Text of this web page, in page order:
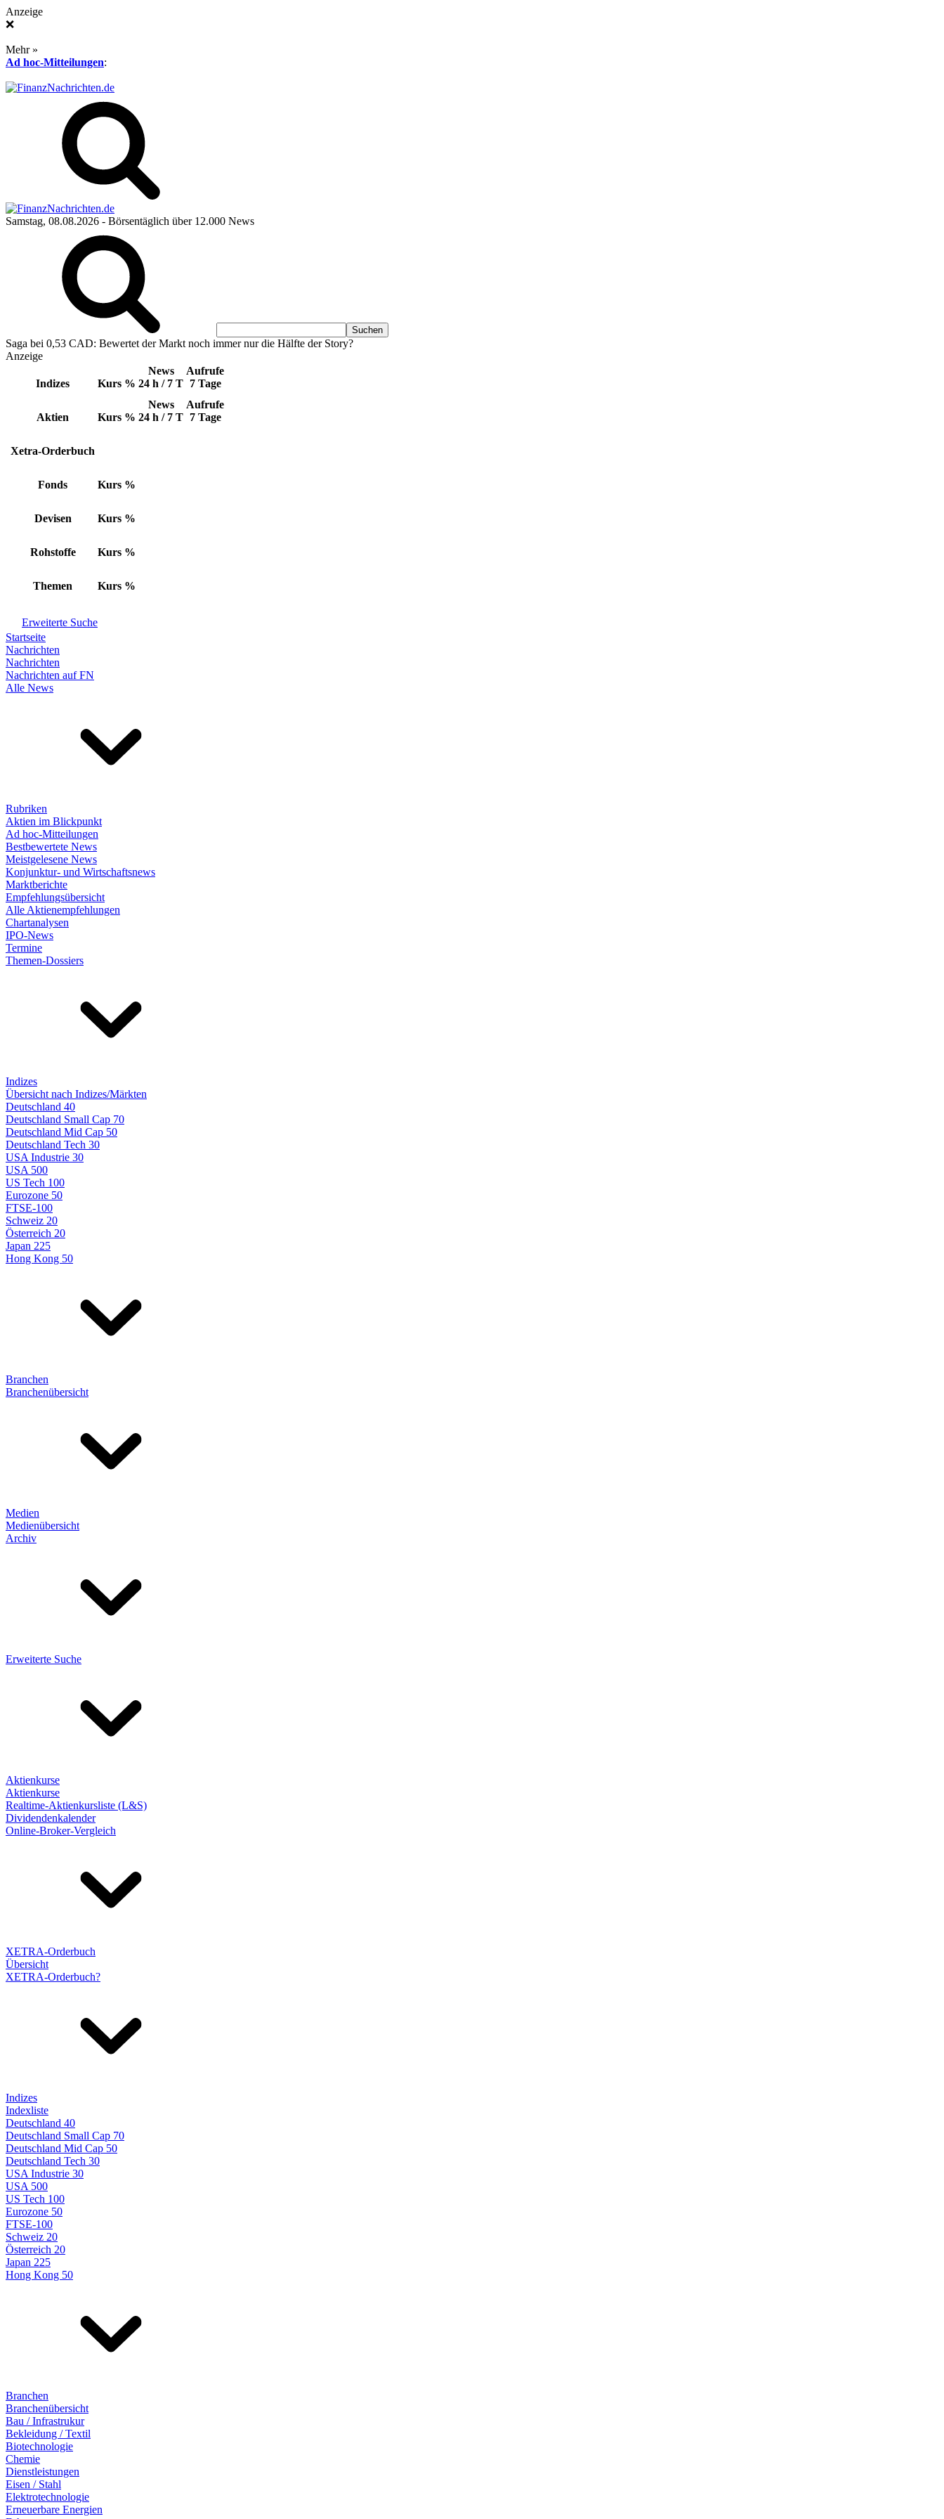
Anzeige
❌
Mehr »
Ad hoc-Mitteilungen:
Samstag, 08.08.2026 - Börsentäglich über 12.000 News
Saga bei 0,53 CAD: Bewertet der Markt noch immer nur die Hälfte der Story?
Anzeige
Indizes Kurs %
News
24 h / 7 T
Aufrufe
7 Tage
Aktien Kurs %
News
24 h / 7 T
Aufrufe
7 Tage
Xetra-Orderbuch
Fonds Kurs %
Devisen Kurs %
Rohstoffe Kurs %
Themen Kurs %
Erweiterte Suche
Startseite
Nachrichten
Nachrichten
Nachrichten auf FN
Alle News
Rubriken
Aktien im Blickpunkt
Ad hoc-Mitteilungen
Bestbewertete News
Meistgelesene News
Konjunktur- und Wirtschaftsnews
Marktberichte
Empfehlungsübersicht
Alle Aktienempfehlungen
Chartanalysen
IPO-News
Termine
Themen-Dossiers
Indizes
Übersicht nach Indizes/Märkten
Deutschland 40
Deutschland Small Cap 70
Deutschland Mid Cap 50
Deutschland Tech 30
USA Industrie 30
USA 500
US Tech 100
Eurozone 50
FTSE-100
Schweiz 20
Österreich 20
Japan 225
Hong Kong 50
Branchen
Branchenübersicht
Medien
Medienübersicht
Archiv
Erweiterte Suche
Aktienkurse
Aktienkurse
Realtime-Aktienkursliste (L&S)
Dividendenkalender
Online-Broker-Vergleich
XETRA-Orderbuch
Übersicht
XETRA-Orderbuch?
Indizes
Indexliste
Deutschland 40
Deutschland Small Cap 70
Deutschland Mid Cap 50
Deutschland Tech 30
USA Industrie 30
USA 500
US Tech 100
Eurozone 50
FTSE-100
Schweiz 20
Österreich 20
Japan 225
Hong Kong 50
Branchen
Branchenübersicht
Bau / Infrastrukur
Bekleidung / Textil
Biotechnologie
Chemie
Dienstleistungen
Eisen / Stahl
Elektrotechnologie
Erneuerbare Energien